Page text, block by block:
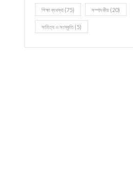
শিক্ষা ব্যবস্থা (75) সম্পাদকীয় (20)
সাহিত্য ও সংস্কৃতি(5)